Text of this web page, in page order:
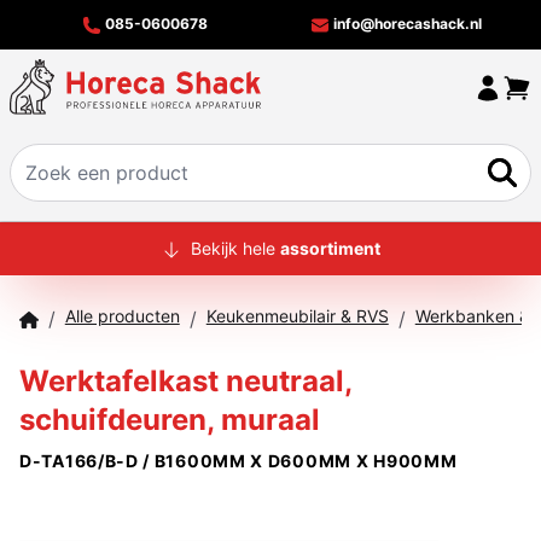
085-0600678 info@horecashack.nl
HOME
MERKEN
OFFERTECHECKER
CONTACT
Bekijk hele assortiment
/ Alle producten / Keukenmeubilair & RVS / Werkbanken &
Werktafelkast neutraal,
schuifdeuren, muraal
D-TA166/B-D / B1600MM X D600MM X H900MM